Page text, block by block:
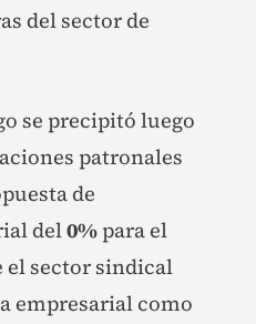
del sector de
se precipitó luego
patronales
de
del0%para el
el sector sindical
empresarial como